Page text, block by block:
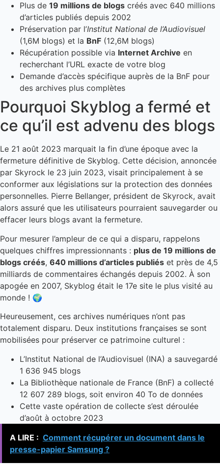
Plus de 19 millions de blogs créés avec 640 millions
d’articles publiés depuis 2002
Préservation par l’Institut National de l’Audiovisuel
(1,6M blogs) et la BnF (12,6M blogs)
Récupération possible via Internet Archive en
recherchant l’URL exacte de votre blog
Demande d’accès spécifique auprès de la BnF pour
des archives plus complètes
Pourquoi Skyblog a fermé et
ce qu’il est advenu des blogs
Le 21 août 2023 marquait la fin d’une époque avec la
fermeture définitive de Skyblog. Cette décision, annoncée
par Skyrock le 23 juin 2023, visait principalement à se
conformer aux législations sur la protection des données
personnelles. Pierre Bellanger, président de Skyrock, avait
alors assuré que les utilisateurs pourraient sauvegarder ou
effacer leurs blogs avant la fermeture.
Pour mesurer l’ampleur de ce qui a disparu, rappelons
quelques chiffres impressionnants : plus de 19 millions de
blogs créés, 640 millions d’articles publiés et près de 4,5
milliards de commentaires échangés depuis 2002. À son
apogée en 2007, Skyblog était le 17e site le plus visité au
monde ! 🌍
Heureusement, ces archives numériques n’ont pas
totalement disparu. Deux institutions françaises se sont
mobilisées pour préserver ce patrimoine culturel :
L’Institut National de l’Audiovisuel (INA) a sauvegardé
1 636 945 blogs
La Bibliothèque nationale de France (BnF) a collecté
12 607 289 blogs, soit environ 40 To de données
Cette vaste opération de collecte s’est déroulée
d’août à octobre 2023
A LIRE : Comment récupérer un document dans le
presse-papier Samsung ?